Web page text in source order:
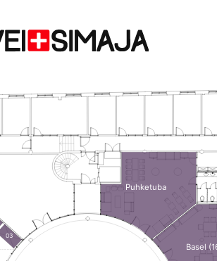
03
Puhketuba
Basel